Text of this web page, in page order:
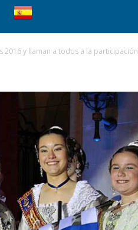
2016 y llaman a todos a la participación